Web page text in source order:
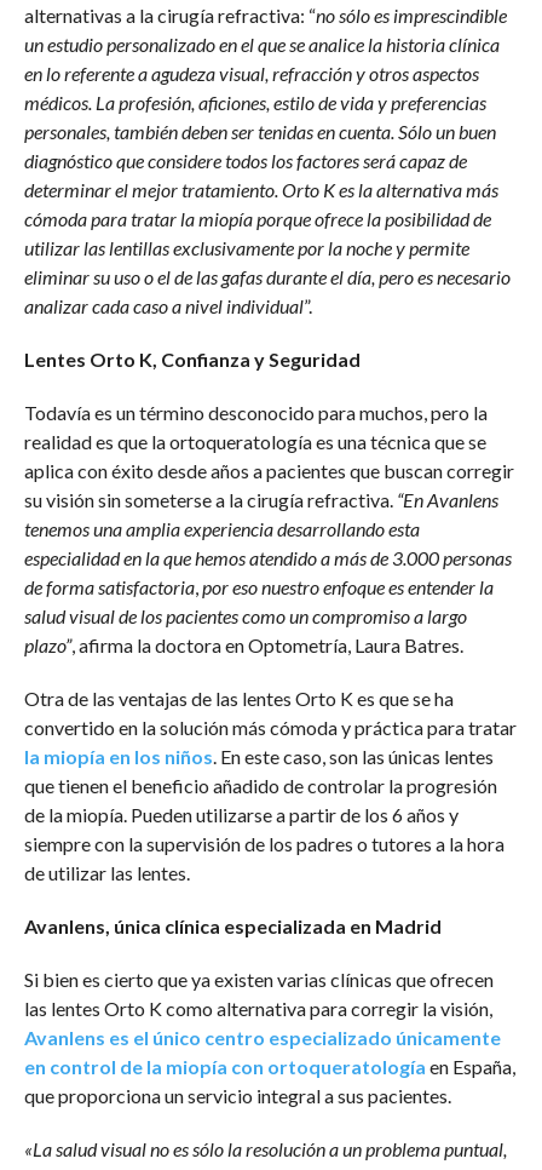
alternativas a la cirugía refractiva: “no sólo es imprescindible
un estudio personalizado en el que se analice la historia clínica
en lo referente a agudeza visual, refracción y otros aspectos
médicos. La profesión, aficiones, estilo de vida y preferencias
personales, también deben ser tenidas en cuenta. Sólo un buen
diagnóstico que considere todos los factores será capaz de
determinar el mejor tratamiento. Orto K es la alternativa más
cómoda para tratar la miopía porque ofrece la posibilidad de
utilizar las lentillas exclusivamente por la noche y permite
eliminar su uso o el de las gafas durante el día, pero es necesario
analizar cada caso a nivel individual”.
Lentes Orto K, Confianza y Seguridad
Todavía es un término desconocido para muchos, pero la
realidad es que la ortoqueratología es una técnica que se
aplica con éxito desde años a pacientes que buscan corregir
su visión sin someterse a la cirugía refractiva. “En Avanlens
tenemos una amplia experiencia desarrollando esta
especialidad en la que hemos atendido a más de 3.000 personas
de forma satisfactoria, por eso nuestro enfoque es entender la
salud visual de los pacientes como un compromiso a largo
plazo”, afirma la doctora en Optometría, Laura Batres.
Otra de las ventajas de las lentes Orto K es que se ha
convertido en la solución más cómoda y práctica para tratar
la miopía en los niños . En este caso, son las únicas lentes
que tienen el beneficio añadido de controlar la progresión
de la miopía. Pueden utilizarse a partir de los 6 años y
siempre con la supervisión de los padres o tutores a la hora
de utilizar las lentes.
Avanlens, única clínica especializada en Madrid
Si bien es cierto que ya existen varias clínicas que ofrecen
las lentes Orto K como alternativa para corregir la visión,
Avanlens es el único centro especializado únicamente
en control de la miopía con ortoqueratología en España,
que proporciona un servicio integral a sus pacientes.
«La salud visual no es sólo la resolución a un problema puntual,